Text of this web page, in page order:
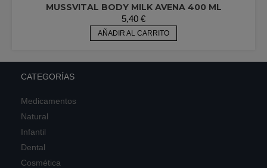
MUSSVITAL BODY MILK AVENA 400 ML
5,40 €
AÑADIR AL CARRITO
CATEGORÍAS
Medicamentos
Natural
Infantil
Dental
Cosmética